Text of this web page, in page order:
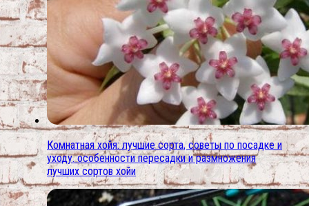
Комнатная хойя: лучшие сорта, советы по посадке и
уходу. особенности пересадки и размножения
лучших сортов хойи